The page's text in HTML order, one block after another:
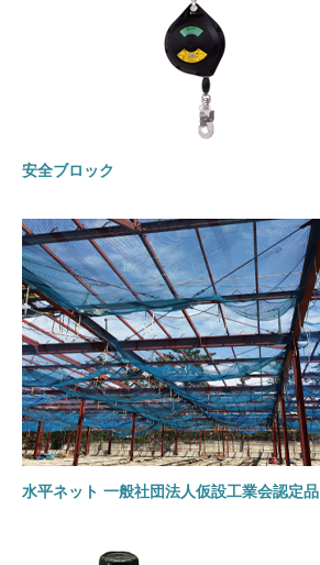
安全ブロック
水平ネット 一般社団法人仮設工業会認定品